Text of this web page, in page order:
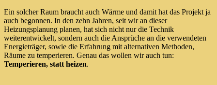
Ein solcher Raum braucht auch Wärme und damit hat das Projekt ja
auch begonnen. In den zehn Jahren, seit wir an dieser
Heizungsplanung planen, hat sich nicht nur die Technik
weiterentwickelt, sondern auch die Ansprüche an die verwendeten
Energieträger, sowie die Erfahrung mit alternativen Methoden,
Räume zu temperieren. Genau das wollen wir auch tun:
Temperieren, statt heizen.